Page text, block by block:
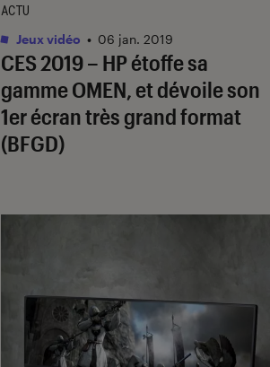
CES 2019 – HP étoffe sa
gamme OMEN, et dévoile son
1er écran très grand format
(BFGD)
ACTU
Jeux vidéo • 06 jan. 2019